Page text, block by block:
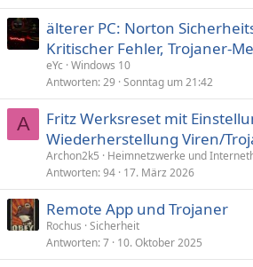
älterer PC: Norton
Kritischer Fehler, Trojaner-
eYc Windows 10
Antworten 29 Sonntag um 21:42
A
Fritz Werksreset mit
Wiederherstellung Viren/
Archon2k5
Heimnetzwerke und
Antworten 94 17. März 2026
Remote App und Trojaner
Rochus Sicherheit
Antworten 7 10. Oktober 2025